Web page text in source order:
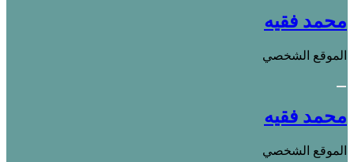
محمد فقيه
الموقع الشخصي
محمد فقيه
الموقع الشخصي